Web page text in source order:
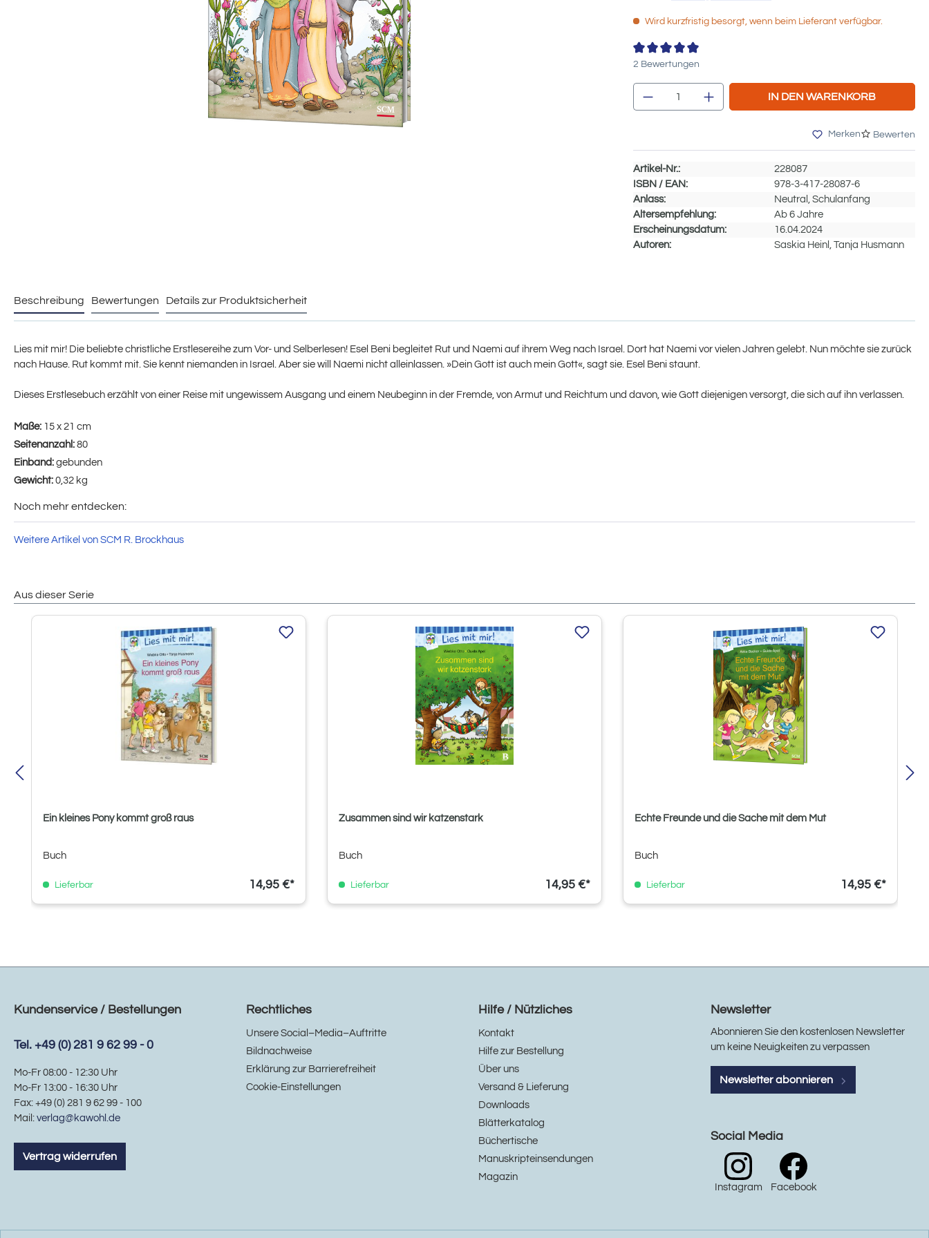
Wird kurzfristig besorgt, wenn beim Lieferant verfügbar.
Durchschnittliche Bewertung von 5 von 5 Sternen
2 Bewertungen
Produkt Anzahl: Gib den gewünschten
IN DEN WARENKORB
Merken Bewerten
Artikel-Nr.:
228087
ISBN / EAN:
978-3-417-28087-6
Anlass:
Neutral, Schulanfang
Altersempfehlung:
Ab 6 Jahre
Erscheinungsdatum:
16.04.2024
Autoren:
Saskia Heinl, Tanja Husmann
Beschreibung Bewertungen Details zur Produktsicherheit
Lies mit mir! Die beliebte christliche Erstlesereihe zum Vor- und Selberlesen! Esel Beni begleitet Rut und Naemi auf ihrem Weg nach Israel. Dort hat Naemi vor vielen Jahren gelebt. Nun möchte sie zurück
nach Hause. Rut kommt mit. Sie kennt niemanden in Israel. Aber sie will Naemi nicht alleinlassen. »Dein Gott ist auch mein Gott«, sagt sie. Esel Beni staunt.
Dieses Erstlesebuch erzählt von einer Reise mit ungewissem Ausgang und einem Neubeginn in der Fremde, von Armut und Reichtum und davon, wie Gott diejenigen versorgt, die sich auf ihn verlassen.
Maße: 15 x 21 cm
Seitenanzahl: 80
Einband: gebunden
Gewicht: 0,32 kg
Noch mehr entdecken:
Weitere Artikel von SCM R. Brockhaus
Aus dieser Serie
Produktgalerie überspringen
Ein kleines Pony kommt groß raus
Buch
Lieferbar 14,95 €*
Zusammen sind wir katzenstark
Buch
Lieferbar 14,95 €*
Echte Freunde und die Sache mit dem Mut
Buch
Lieferbar 14,95 €*
Kundenservice / Bestellungen
Tel. +49 (0) 281 9 62 99 - 0
Mo-Fr 08:00 - 12:30 Uhr
Mo-Fr 13:00 - 16:30 Uhr
Fax: +49 (0) 281 9 62 99 - 100
Mail: verlag@kawohl.de
Vertrag widerrufen
Rechtliches
Unsere Social–Media–Auftritte
Bildnachweise
Erklärung zur Barrierefreiheit
Cookie-Einstellungen
Hilfe / Nützliches
Kontakt
Hilfe zur Bestellung
Über uns
Versand & Lieferung
Downloads
Blätterkatalog
Büchertische
Manuskripteinsendungen
Magazin
Newsletter
Abonnieren Sie den kostenlosen Newsletter
um keine Neuigkeiten zu verpassen
Newsletter abonnieren
Social Media
Instagram Facebook